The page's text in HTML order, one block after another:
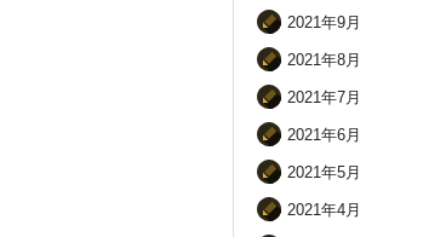
2021年9月
2021年8月
2021年7月
2021年6月
2021年5月
2021年4月